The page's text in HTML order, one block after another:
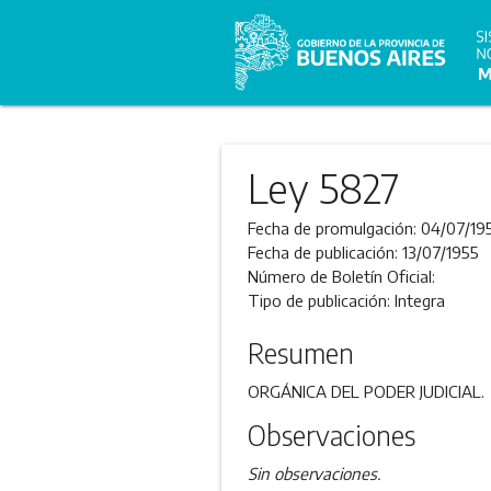
Ley 5827
Fecha de promulgación: 04/07/
Fecha de publicación: 13/07/1955
Número de Boletín Oficial:
Tipo de publicación: Integra
Resumen
ORGÁNICA DEL PODER JUDICIAL.
Observaciones
Sin observaciones.